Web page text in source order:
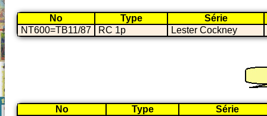
No Type
Série
NT600=TB11/87
RC 1p Lester Cockney
No Type Série